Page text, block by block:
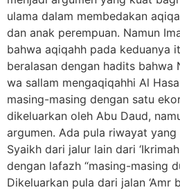
ulama dalam membedakan
dan anak perempuan. Namun
bahwa aqiqahh pada keduanya
beralasan dengan hadits bahwa
wa sallam mengaqiqahhi Al
masing-masing dengan satu
dikeluarkan oleh Abu Daud,
argumen. Ada pula riwayat
Syaikh dari jalur lain dari
dengan lafazh “masing-masing
Dikeluarkan pula dari jalan ‘Amr